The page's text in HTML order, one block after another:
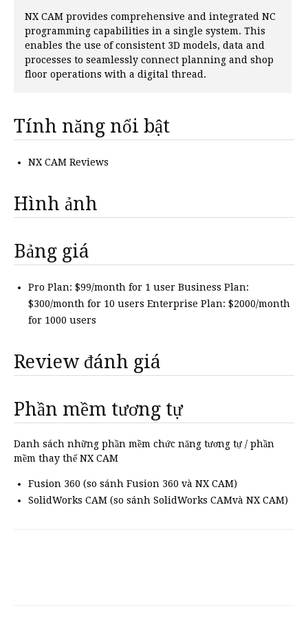
NX CAM provides comprehensive and integrated NC
programming capabilities in a single system. This
enables the use of consistent 3D models, data and
processes to seamlessly connect planning and shop
floor operations with a digital thread.
Tính năng nổi bật
NX CAM Reviews
Hình ảnh
Bảng giá
Pro Plan: $99/month for 1 user Business Plan:
$300/month for 10 users Enterprise Plan: $2000/month
for 1000 users
Review đánh giá
Phần mềm tương tự
Danh sách những phần mềm chức năng tương tự / phần
mềm thay thế NX CAM
Fusion 360 (so sánh Fusion 360 và NX CAM)
SolidWorks CAM (so sánh SolidWorks CAMvà NX CAM)